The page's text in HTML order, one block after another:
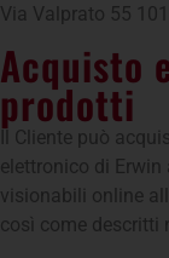
Via Valprato 55
Acquisto
prodotti
Il Cliente può
elettronico di Erwin
visionabili online
così come descritti